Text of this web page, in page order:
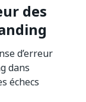
des
d’erreur
dans
échecs